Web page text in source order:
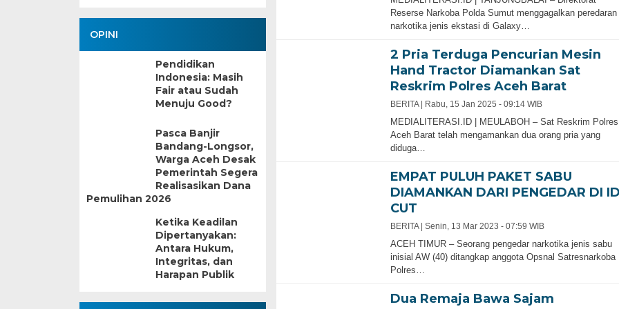
OPINI
Pendidikan
Indonesia: Masih
Fair atau Sudah
Menuju Good?
Pasca Banjir
Bandang-Longsor,
Warga Aceh Desak
Pemerintah Segera
Realisasikan Dana
Pemulihan 2026
Ketika Keadilan
Dipertanyakan:
Antara Hukum,
Integritas, dan
Harapan Publik
Reserse Narkoba Polda Sumut menggagalkan peredaran
narkotika jenis ekstasi di Galaxy…
2 Pria Terduga Pencurian Mesin
Hand Tractor Diamankan Sat
Reskrim Polres Aceh Barat
BERITA | Rabu, 15 Jan 2025 - 09:14 WIB
MEDIALITERASI.ID | MEULABOH – Sat Reskrim Polres
Aceh Barat telah mengamankan dua orang pria yang
diduga…
EMPAT PULUH PAKET SABU
DIAMANKAN DARI PENGEDAR DI
CUT
BERITA | Senin, 13 Mar 2023 - 07:59 WIB
ACEH TIMUR – Seorang pengedar narkotika jenis sabu
inisial AW (40) ditangkap anggota Opsnal Satresnarkoba
Polres…
Dua Remaja Bawa Sajam